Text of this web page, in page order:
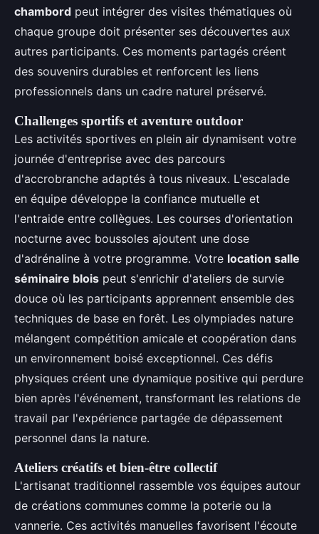
chambord peut intégrer des visites thématiques où
chaque groupe doit présenter ses découvertes aux
autres participants. Ces moments partagés créent
des souvenirs durables et renforcent les liens
professionnels dans un cadre naturel préservé.
Challenges sportifs et aventure outdoor
Les activités sportives en plein air dynamisent votre
journée d'entreprise avec des parcours
d'accrobranche adaptés à tous niveaux. L'escalade
en équipe développe la confiance mutuelle et
l'entraide entre collègues. Les courses d'orientation
nocturne avec boussoles ajoutent une dose
d'adrénaline à votre programme. Votre location salle
séminaire blois peut s'enrichir d'ateliers de survie
douce où les participants apprennent ensemble des
techniques de base en forêt. Les olympiades nature
mélangent compétition amicale et coopération dans
un environnement boisé exceptionnel. Ces défis
physiques créent une dynamique positive qui perdure
bien après l'événement, transformant les relations de
travail par l'expérience partagée de dépassement
personnel dans la nature.
Ateliers créatifs et bien-être collectif
L'artisanat traditionnel rassemble vos équipes autour
de créations communes comme la poterie ou la
vannerie. Ces activités manuelles favorisent l'écoute